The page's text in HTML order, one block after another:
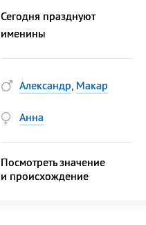
Сегодня празднуют
именины
Александр, Макар
Анна
Посмотреть значение
и происхождение